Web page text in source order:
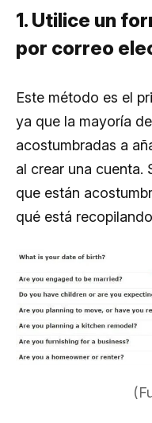
1. Utilice un
por correo
Este método es el
ya que la mayoría
acostumbradas a
al crear una cuenta.
que están
qué está